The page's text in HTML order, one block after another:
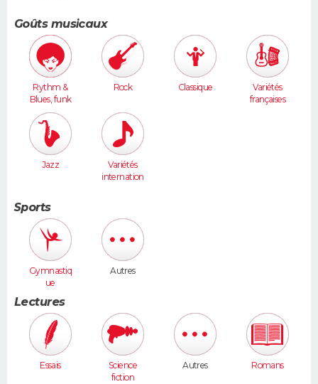
Goûts musicaux
Rythm &
Blues, funk
Rock Classique
Variétés
françaises
Jazz
Variétés
internation
Sports
Gymnastiq
ue
Autres
Lectures
Essais
Science
fiction
Autres Romans